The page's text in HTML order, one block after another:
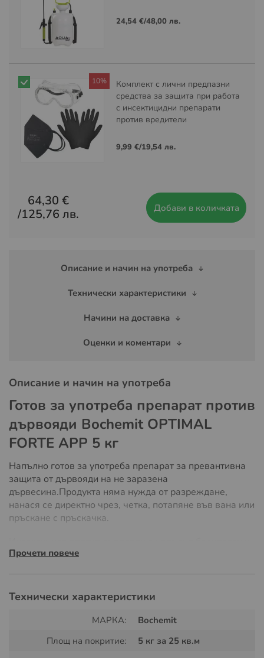
24,54 €/48,00 лв.
10%
Комплект с лични предпазни
средства за защита при работа
с инсектицидни препарати
против вредители
9,99 €/19,54 лв.
64,30 €
/125,76 лв. Добави в количката
Описание и начин на употреба
Технически характеристики
Начини на доставка
Оценки и коментари
Описание и начин на употреба
Готов за употреба препарат против
дървояди Bochemit OPTIMAL
FORTE APP 5 кг
Напълно готов за употреба препарат за превантивна
защита от дървояди на не заразена
дървесина.Продукта няма нужда от разреждане,
нанася се директно чрез, четка, потапяне във вана или
пръскане с пръскачка.
подходящ за третиране на дърво със нанасяне на
употреба инсектицид срещу дървояди,
площи може да използвате 5 кг готов за употреба
Ако имате да защитите голяма покривна конструкция
Прочети повече
Технически характеристики
МАРКА:
Bochemit
Площ на покритие:
5 кг за 25 кв.м